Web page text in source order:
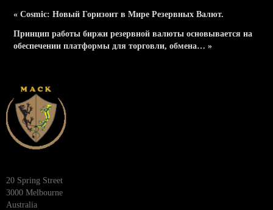
« Cosmic: Новый Горизонт в Мире Резервных Валют.
Принцип работы биржи резервной валюты основывается на
обеспечении платформы для торговли, обмена… »
20 Spring Street
3000 Melbourne
Australia